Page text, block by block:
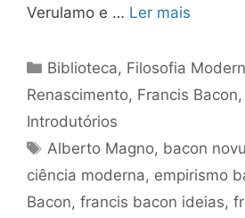
Verulamo e … Ler mais
Categorias
Biblioteca, Filosofia
Renascimento, Francis Bacon,
Introdutórios
Tags
Alberto Magno, bacon
ciência moderna, empirismo
Bacon, francis bacon ideias,